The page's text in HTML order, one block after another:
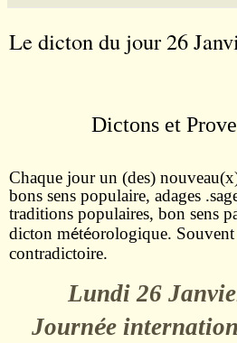
Le dicton du jour 26
Dictons et
Chaque jour un (des)
bons sens populaire, adages
traditions populaires, bon sens
dicton météorologique.
contradictoire.
Lundi 26
Journée